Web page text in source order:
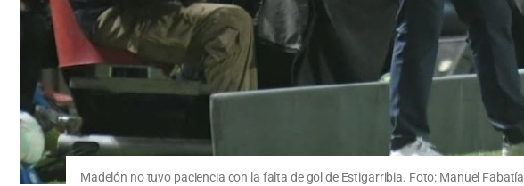
Madelón no tuvo paciencia con la falta de gol de Estigarribia. Foto: Manuel Fabatía